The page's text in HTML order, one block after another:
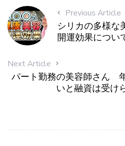
Previous Article
シリカの多様な
開運効果につい
Next Article
パート勤務の美容師さん
いと融資は受け